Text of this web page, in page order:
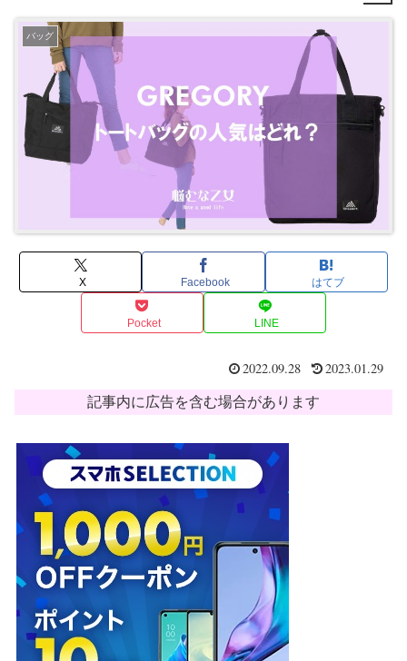
バッグ
X Facebook はてブ
Pocket LINE
2022.09.28 2023.01.29
記事内に広告を含む場合があります